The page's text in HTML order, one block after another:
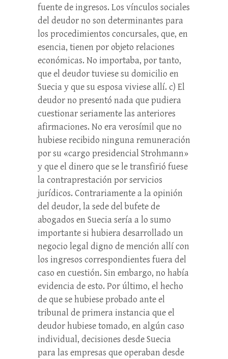
fuente de ingresos. Los vínculos sociales
del deudor no son determinantes para
los procedimientos concursales, que, en
esencia, tienen por objeto relaciones
económicas. No importaba, por tanto,
que el deudor tuviese su domicilio en
Suecia y que su esposa viviese allí. c) El
deudor no presentó nada que pudiera
cuestionar seriamente las anteriores
afirmaciones. No era verosímil que no
hubiese recibido ninguna remuneración
por su «cargo presidencial Strohmann»
y que el dinero que se le transfirió fuese
la contraprestación por servicios
jurídicos. Contrariamente a la opinión
del deudor, la sede del bufete de
abogados en Suecia sería a lo sumo
importante si hubiera desarrollado un
negocio legal digno de mención allí con
los ingresos correspondientes fuera del
caso en cuestión. Sin embargo, no había
evidencia de esto. Por último, el hecho
de que se hubiese probado ante el
tribunal de primera instancia que el
deudor hubiese tomado, en algún caso
individual, decisiones desde Suecia
para las empresas que operaban desde